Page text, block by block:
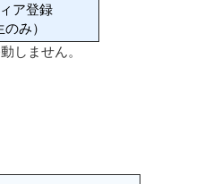
ア登録
のみ）
しません。